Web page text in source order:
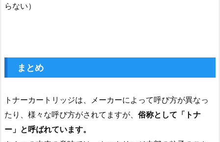
らない）
まとめ
トナーカートリッジは、メーカーによって呼び方が異なっ
たり、様々な呼び方がされてますが、 俗称として「トナ
ー」と呼ばれています。